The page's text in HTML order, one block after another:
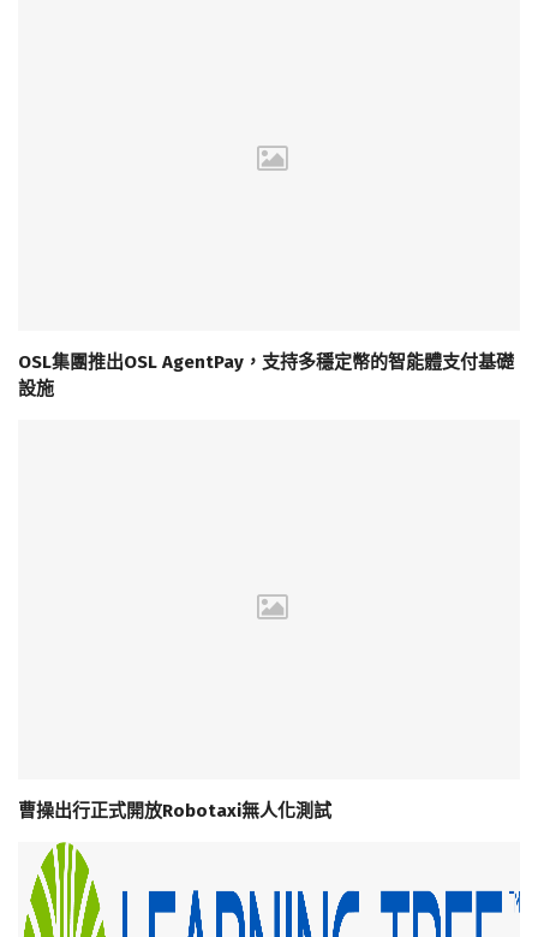
OSL集團推出OSL AgentPay，支持多穩定幣的智能體支付基礎
設施
曹操出行正式開放Robotaxi無人化測試